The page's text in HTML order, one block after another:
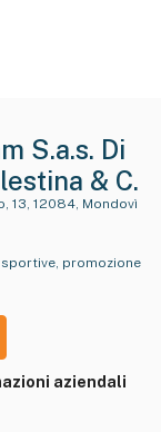
S.a.s. Di
& C.
sportive, promozione
aziendali